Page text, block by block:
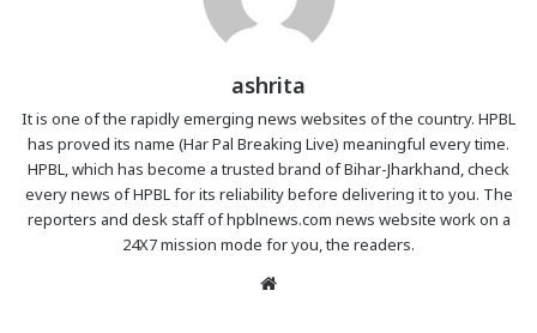
ashrita
It is one of the rapidly emerging news websites of the country. HPBL
has proved its name (Har Pal Breaking Live) meaningful every time.
HPBL, which has become a trusted brand of Bihar-Jharkhand, check
every news of HPBL for its reliability before delivering it to you. The
reporters and desk staff of hpblnews.com news website work on a
24X7 mission mode for you, the readers.